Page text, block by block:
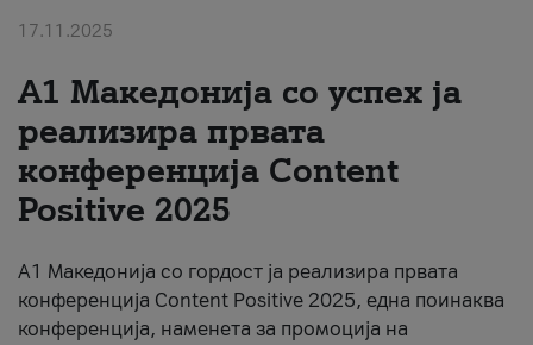
#ПодобарОнлајн
17.11.2025
А1 Македонија со успех ја
реализира првата
конференција Content
Positive 2025
А1 Македонија со гордост ја реализира првата
конференција Content Positive 2025, една поинаква
конференција, наменета за промоција на